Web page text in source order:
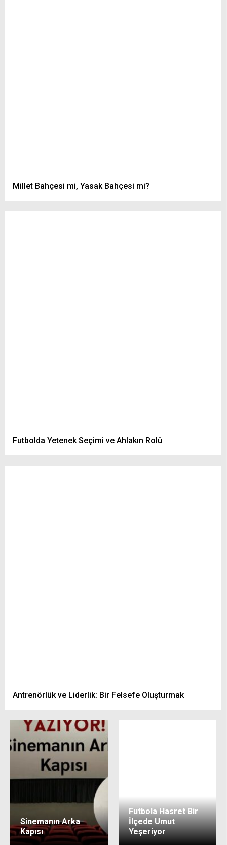
Millet Bahçesi mi, Yasak Bahçesi mi?
Futbolda Yetenek Seçimi ve Ahlakın Rolü
Antrenörlük ve Liderlik: Bir Felsefe Oluşturmak
Sinemanın Arka
Kapısı
Futbola Hasret Bir
İlçede Umut
Yeşeriyor